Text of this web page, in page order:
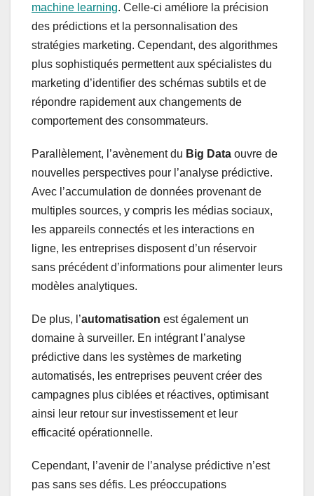
machine learning. Celle-ci améliore la précision
des prédictions et la personnalisation des
stratégies marketing. Cependant, des algorithmes
plus sophistiqués permettent aux spécialistes du
marketing d’identifier des schémas subtils et de
répondre rapidement aux changements de
comportement des consommateurs.
Parallèlement, l’avènement du Big Data ouvre de
nouvelles perspectives pour l’analyse prédictive.
Avec l’accumulation de données provenant de
multiples sources, y compris les médias sociaux,
les appareils connectés et les interactions en
ligne, les entreprises disposent d’un réservoir
sans précédent d’informations pour alimenter leurs
modèles analytiques.
De plus, l’automatisation est également un
domaine à surveiller. En intégrant l’analyse
prédictive dans les systèmes de marketing
automatisés, les entreprises peuvent créer des
campagnes plus ciblées et réactives, optimisant
ainsi leur retour sur investissement et leur
efficacité opérationnelle.
Cependant, l’avenir de l’analyse prédictive n’est
pas sans ses défis. Les préoccupations